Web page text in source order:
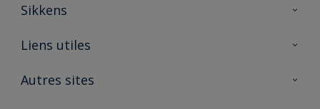
Sikkens
A propos de Sikkens
Liens utiles
Ouvrir un magasin PASS
Autres sites